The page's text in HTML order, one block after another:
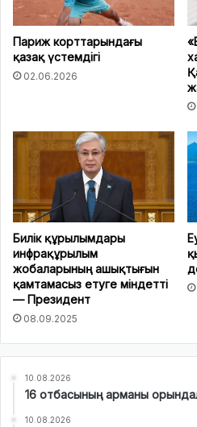
Париж корттарындағы
қазақ үстемдігі
02.06.2026
Билік құрылымдары
инфрақұрылым
жобаларының ашықтығын
қамтамасыз етуге міндетті
— Президент
08.09.2025
10.08.2026
16 отбасының арманы
10.08.2026